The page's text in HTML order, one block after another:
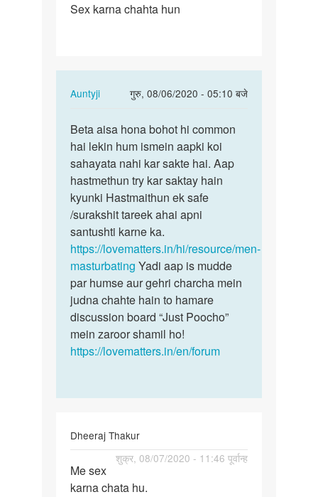
Sex
Sex karna chahta hun
Auntyji
गुरु, 08/06/2020 - 05:10 बजे
In
to
Sex
karna
chahta
hun
by
AZhar
Beta
aisa
hona
bohot
hi…
Beta aisa hona bohot hi common
hai lekin hum ismein aapki koi
sahayata nahi kar sakte hai. Aap
hastmethun try kar saktay hain
kyunki Hastmaithun ek safe
/surakshit tareek ahai apni
santushti karne ka.
https://lovematters.in/hi/resource/men-
masturbating Yadi aap is mudde
par humse aur gehri charcha mein
judna chahte hain to hamare
discussion board “Just Poocho”
mein zaroor shamil ho!
https://lovematters.in/en/forum
Dheeraj Thakur
शुक्र, 08/07/2020 - 11:46 पूर्वान्ह
Me
sex
Me sex
karna chata hu.